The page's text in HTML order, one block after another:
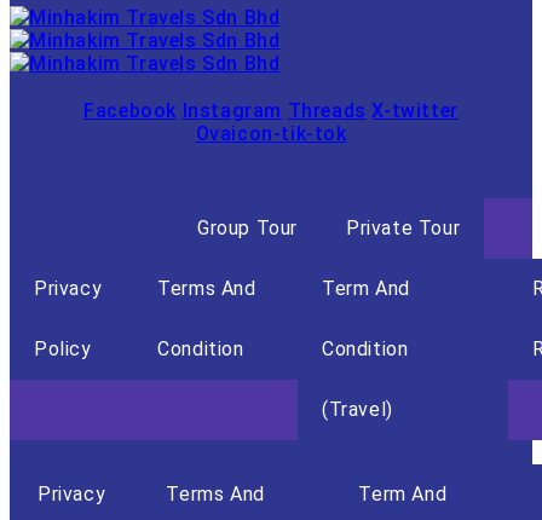
Facebook Instagram Threads X-twitter
Ovaicon-tik-tok
Group Tour Private Tour
Privacy
Policy
Terms And
Condition
Term And
Condition
(Travel)
Privacy Terms And Term And